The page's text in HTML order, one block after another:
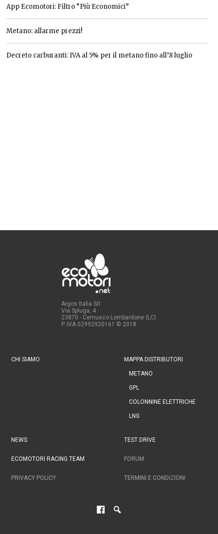
App Ecomotori: Filtro “Più Economici”
Metano: allarme prezzi!
Decreto carburanti: IVA al 5% per il metano fino all’8 luglio
Argos Italia Srl
Via Spluga, 4
23870 - Cernusco Lombardone (LC)
P. IVA 02992920161 © 2018
CHI SIAMO MAPPA DISTRIBUTORI
METANO
GPL
COLONNINE ELETTRICHE
LNG
NEWS TEST DRIVE
ECOMOTORI RACING TEAM FORUM
PRIVACY POLICY TERMINI E CONDIZIONI